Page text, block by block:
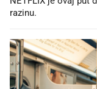
razinu.